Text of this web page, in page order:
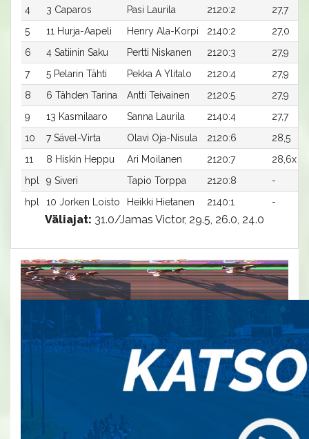
4
3 Caparos Pasi Laurila 2120:2 27,7
5
11 Hurja-Aapeli Henry Ala-Korpi 2140:2 27,0
6
4 Satiinin Saku Pertti Niskanen 2120:3 27,9
7
5 Pelarin Tähti Pekka A Ylitalo 2120:4 27,9
8
6 Tähden Tarina Antti Teivainen 2120:5
27,9
9
13 Kasmilaaro Sanna Laurila 2140:4
27,7
10
7 Sävel-Virta Olavi Oja-Nisula 2120:6
28,5
11
8 Hiskin Heppu Ari Moilanen 2120:7
28,6x
hpl
9 Siveri Tapio Torppa 2120:8
-
hpl
10 Jorken Loisto Heikki Hietanen 2140:1 -
Väliajat: 31.0/Jamas Victor, 29.5, 26.0, 24.0